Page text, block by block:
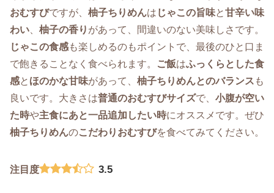
おむすびですが、 柚子ちりめんは じゃこの旨味と甘辛い味
わい、 柚子の香り があって、間違いのない美味しさです。
じゃこの食感も楽しめるのもポイントで、最後のひと口ま
で飽きることなく食べられます。
ご飯はふっくらとした食
感と ほのかな甘味があって、 柚子ちりめんとのバランス も
良いです。大きさは普通のおむすびサイズで、 小腹が空い
た時や主食にあと一品追加したい時にオススメです。ぜひ
柚子ちりめんのこだわりおむすびを食べてみてください。
注目度 3.5